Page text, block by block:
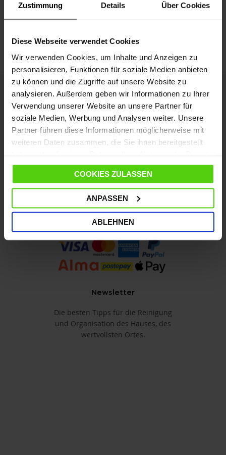
Zustimmung Details Über Cookies
Diese Webseite verwendet Cookies
Wir verwenden Cookies, um Inhalte und Anzeigen zu
personalisieren, Funktionen für soziale Medien anbieten
zu können und die Zugriffe auf unsere Website zu
analysieren. Außerdem geben wir Informationen zu Ihrer
Verwendung unserer Website an unsere Partner für
soziale Medien, Werbung und Analysen weiter. Unsere
Partner führen diese Informationen möglicherweise mit
weiteren Daten zusammen, die Sie ihnen bereitgestellt
gesammelt haben.
COOKIES ZULASSEN
ANPASSEN
ABLEHNEN
Was ist das Calc-Cleaning-System?
Die Firma
Datenverarbeitung
Newsletter
Die besten Tipps für die Reinigung
und Organisation des Hauses, des
wertvollsten Ortes.